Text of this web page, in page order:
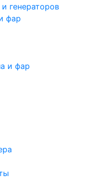
генераторов
фар
и фар